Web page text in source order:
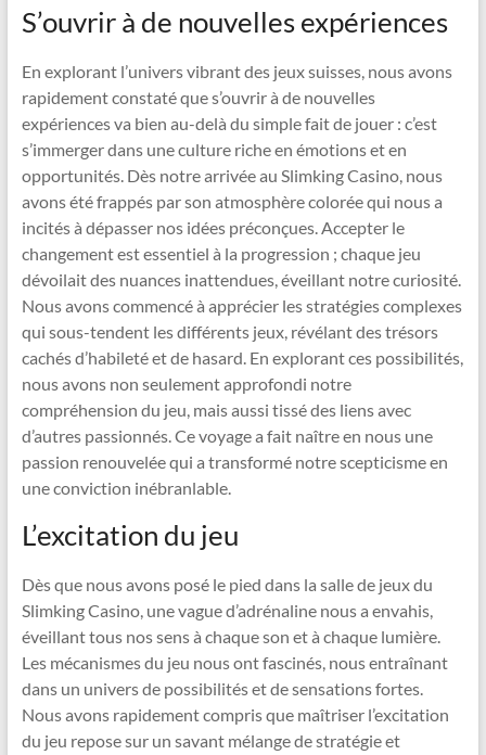
S’ouvrir à de nouvelles expériences
En explorant l’univers vibrant des jeux suisses, nous avons
rapidement constaté que s’ouvrir à de nouvelles
expériences va bien au-delà du simple fait de jouer : c’est
s’immerger dans une culture riche en émotions et en
opportunités. Dès notre arrivée au Slimking Casino, nous
avons été frappés par son atmosphère colorée qui nous a
incités à dépasser nos idées préconçues. Accepter le
changement est essentiel à la progression ; chaque jeu
dévoilait des nuances inattendues, éveillant notre curiosité.
Nous avons commencé à apprécier les stratégies complexes
qui sous-tendent les différents jeux, révélant des trésors
cachés d’habileté et de hasard. En explorant ces possibilités,
nous avons non seulement approfondi notre
compréhension du jeu, mais aussi tissé des liens avec
d’autres passionnés. Ce voyage a fait naître en nous une
passion renouvelée qui a transformé notre scepticisme en
une conviction inébranlable.
L’excitation du jeu
Dès que nous avons posé le pied dans la salle de jeux du
Slimking Casino, une vague d’adrénaline nous a envahis,
éveillant tous nos sens à chaque son et à chaque lumière.
Les mécanismes du jeu nous ont fascinés, nous entraînant
dans un univers de possibilités et de sensations fortes.
Nous avons rapidement compris que maîtriser l’excitation
du jeu repose sur un savant mélange de stratégie et